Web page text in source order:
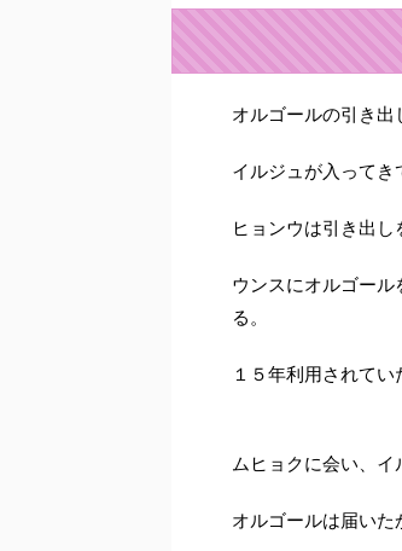
オルゴールの引き出
イルジュが入ってき
ヒョンウは引き出し
ウンスにオルゴー
る。
１５年利用されてい
ムヒョクに会い、イ
オルゴールは届いた